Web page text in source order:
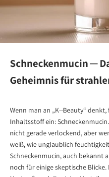
Schneckenmucin ─
Geheimnis für
Wenn man an „K--Beauty“
Inhaltsstoff ein:
nicht gerade verlockend, aber
weiß, wie unglaublich
Schneckenmucin, auch bekannt
noch für einige skeptische